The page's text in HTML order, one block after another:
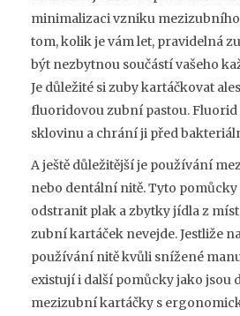
minimalizaci vzniku mezizubního
tom, kolik je vám let, pravidelná
být nezbytnou součástí vašeho
Je důležité si zuby kartáčkovat
fluoridovou zubní pastou.
sklovinu a chrání ji před
A ještě důležitější je používání
nebo dentální nitě. Tyto
odstranit plak a zbytky jídla z
zubní kartáček nevejde. Jestliže
používání nitě kvůli snížené
existují i další pomůcky jako jsou
mezizubní kartáčky s